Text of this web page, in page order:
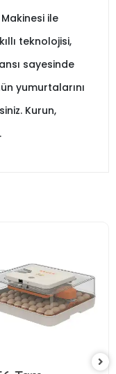
ile
teknolojisi,
sayesinde
yumurtalarını
Kurun,